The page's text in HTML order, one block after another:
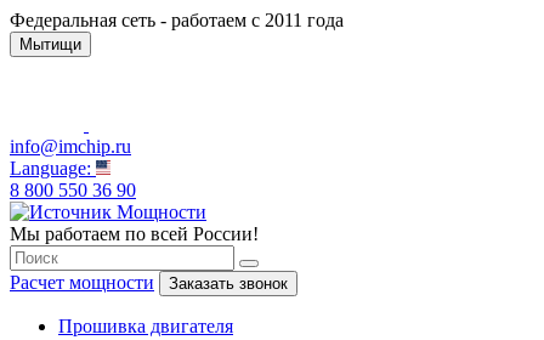
Федеральная сеть - работаем с 2011 года
Мытищи
info@imchip.ru
Language:
8 800 550 36 90
Мы работаем по всей России!
Расчет мощности Заказать звонок
Прошивка двигателя